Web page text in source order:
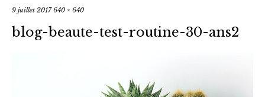
9 juillet 2017 640 × 640
blog-beaute-test-routine-30-ans2